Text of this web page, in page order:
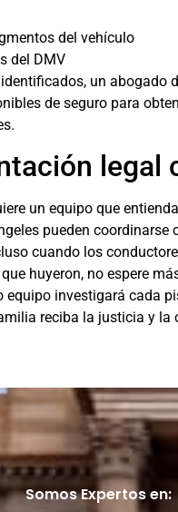
del vehículo
del DMV
un abogado
de seguro para
legal
un equipo que
pueden coordinarse
cuando los
huyeron, no espere
investigará cada
reciba la justicia y la
Somos Expertos en: